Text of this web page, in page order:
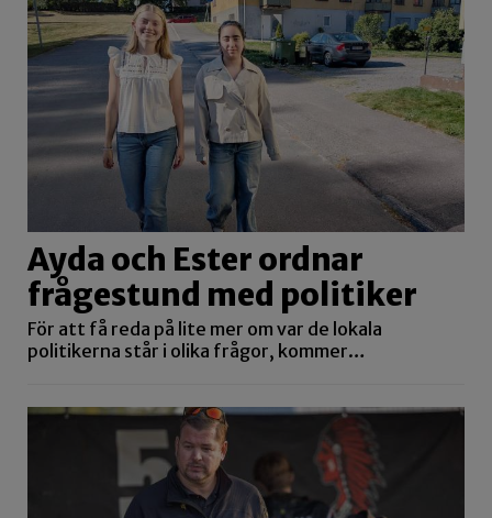
Ayda och Ester ordnar
frågestund med politiker
För att få reda på lite mer om var de lokala
politikerna står i olika frågor, kommer…